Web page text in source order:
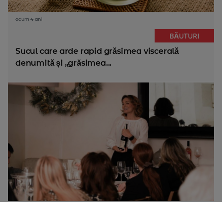
acum 4 ani
BĂUTURI
Sucul care arde rapid grăsimea viscerală
denumită și „grăsimea...